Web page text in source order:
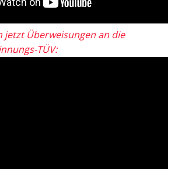
jetzt Überweisungen an die
TÜV: